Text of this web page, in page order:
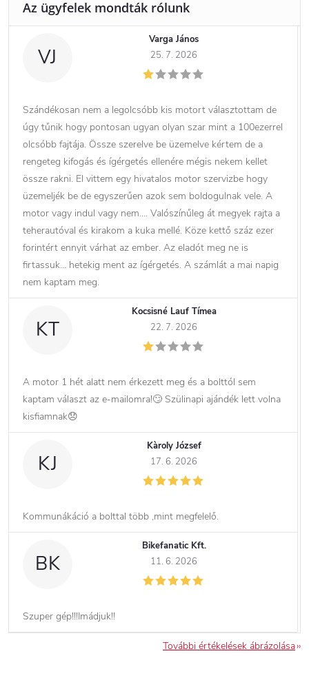
VJ
Varga János
25. 7. 2026
Szándékosan nem a legolcsóbb kis motort választottam de
úgy tűnik hogy pontosan ugyan olyan szar mint a 100ezerrel
olcsóbb fajtája. Össze szerelve be üzemelve kértem de a
rengeteg kifogás és ígérgetés ellenére mégis nekem kellet
össze rakni. El vittem egy hivatalos motor szervizbe hogy
üzemeljék be de egyszerűen azok sem boldogulnak vele. A
motor vagy indul vagy nem…. Valószínűleg át megyek rajta a
teherautóval és kirakom a kuka mellé. Köze kettő száz ezer
forintért ennyit várhat az ember. Az eladót meg ne is
firtassuk… hetekig ment az ígérgetés. A számlát a mai napig
nem kaptam meg.
KT
Kocsisné Lauf Tímea
22. 7. 2026
A motor 1 hét alatt nem érkezett meg és a bolttól sem
kaptam választ az e-mailomra!🙄 Szülinapi ajándék lett volna
kisfiamnak😞
KJ
Kàroly József
17. 6. 2026
Kommunákáció a bolttal több ,mint megfelelő.
BK
Bikefanatic Kft.
11. 6. 2026
Szuper gép!!!Imádjuk!!
További értékelések ábrázolása